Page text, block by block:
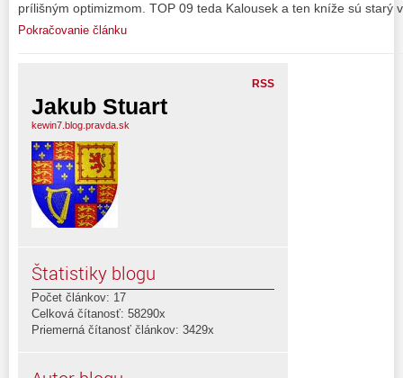
prílišným optimizmom. TOP 09 teda Kalousek a ten kníže sú starý
Pokračovanie článku
RSS
Jakub Stuart
kewin7.blog.pravda.sk
Štatistiky blogu
Počet článkov: 17
Celková čítanosť: 58290x
Priemerná čítanosť článkov: 3429x